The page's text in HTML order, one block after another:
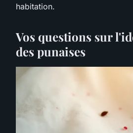
habitation.
Vos questions sur
des punaises